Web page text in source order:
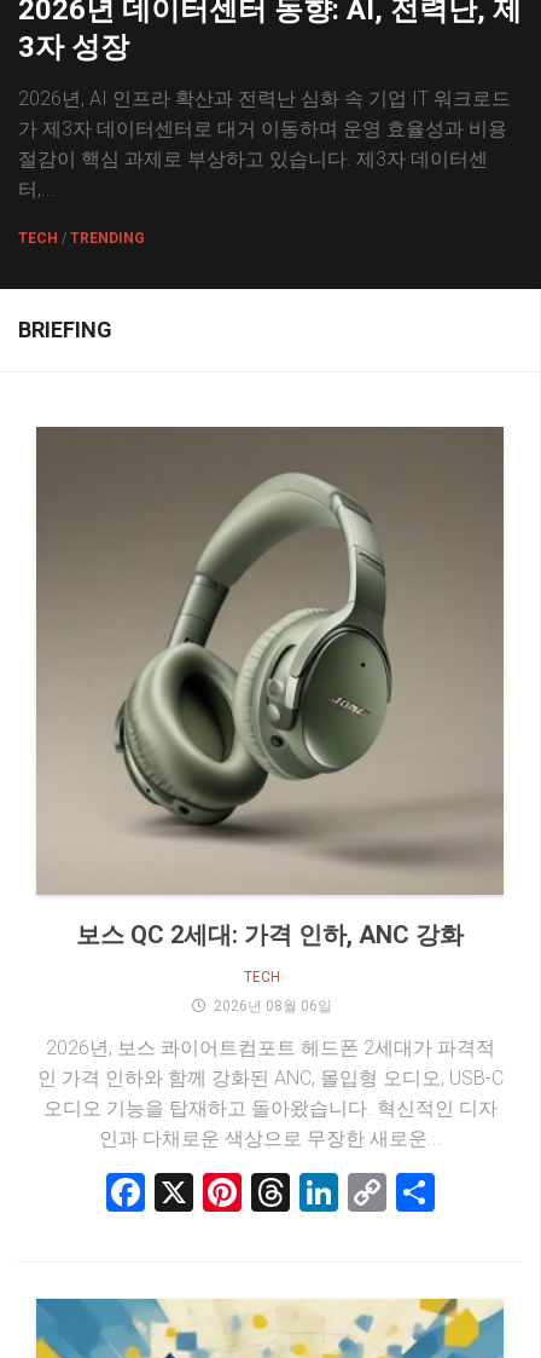
2026년 데이터센터 동향: AI, 전력난, 제
3자 성장
2026년, AI 인프라 확산과 전력난 심화 속 기업 IT 워크로드
가 제3자 데이터센터로 대거 이동하며 운영 효율성과 비용
절감이 핵심 과제로 부상하고 있습니다. 제3자 데이터센
터,...
TECH / TRENDING
BRIEFING
보스 QC 2세대: 가격 인하, ANC 강화
TECH
2026년 08월 06일
2026년, 보스 콰이어트컴포트 헤드폰 2세대가 파격적
인 가격 인하와 함께 강화된 ANC, 몰입형 오디오, USB-C
오디오 기능을 탑재하고 돌아왔습니다. 혁신적인 디자
인과 다채로운 색상으로 무장한 새로운...
Facebook
X Pinterest
Threads
LinkedIn
CopyShare